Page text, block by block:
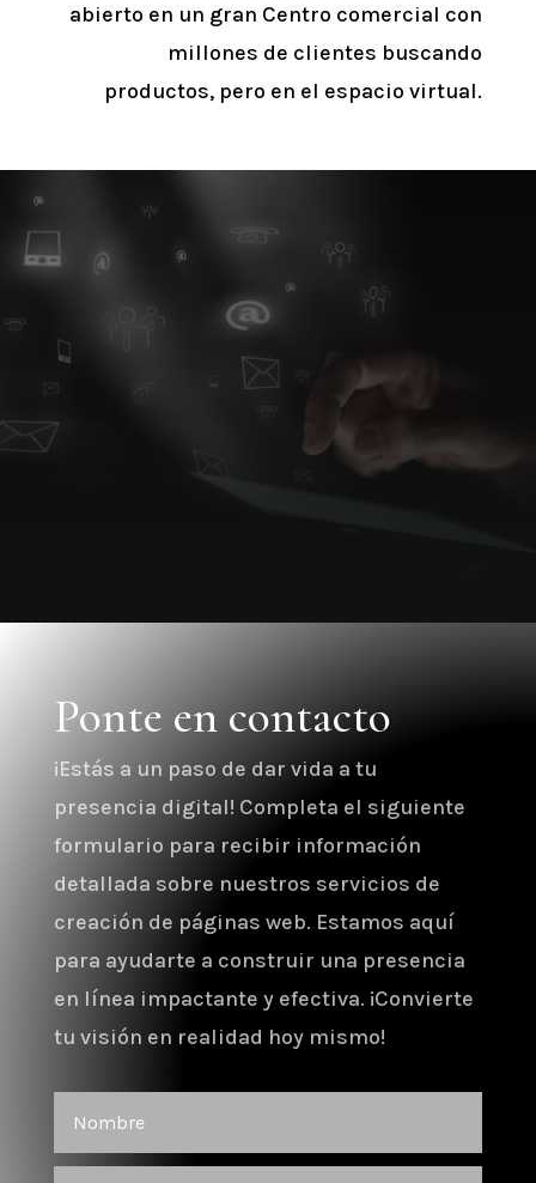
abierto en un gran Centro comercial con
millones de clientes buscando
productos, pero en el espacio virtual.
Ponte en contacto
¡Estás a un paso de dar vida a tu
presencia digital! Completa el siguiente
formulario para recibir información
detallada sobre nuestros servicios de
creación de páginas web. Estamos aquí
para ayudarte a construir una presencia
en línea impactante y efectiva. ¡Convierte
tu visión en realidad hoy mismo!